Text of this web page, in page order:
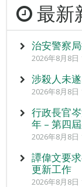
最新
治安警察
2026年8月8日
涉殺人未
2026年8月8日
行政長官
年 – 第四
2026年8月8日
譚偉文要
更新工作
2026年8月8日